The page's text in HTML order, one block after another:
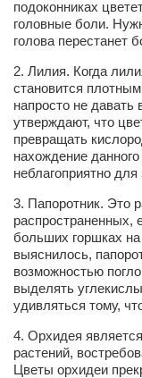
Игорь
Ольга
Оксана
Евгений
Ольга
Бизнес-партнёры
Здоровье
подоконниках
головные боли.
голова перестанет
2. Лилия. Когда
становится
напросто не давать
утверждают, что
превращать
нахождение
неблагоприятно
3. Папоротник. Это
распространенных,
больших горшках
выяснилось,
возможностью
выделять
удивляться тому,
4. Орхидея
растений,
Цветы орхидеи